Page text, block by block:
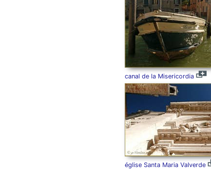
canal de la Misericordia
église Santa Maria Valverde